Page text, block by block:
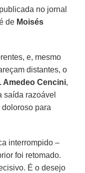
no jornal
de Moisés
e, mesmo
distantes, o
Amedeo Cencini,
saída razoável
para
interrompido –
foi retomado.
É o desejo